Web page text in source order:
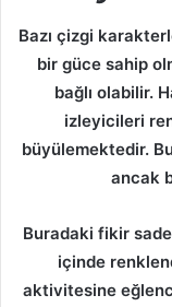
Bazı çizgi
bir güce sahip
bağlı olabilir.
izleyicileri
büyülemektedir.
ancak
Buradaki fikir
içinde
aktivitesine